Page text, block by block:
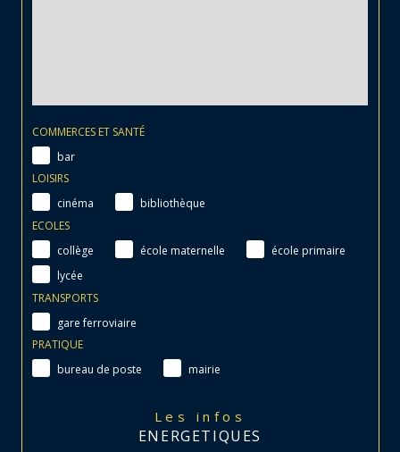
COMMERCES ET SANTÉ
bar
LOISIRS
cinéma
bibliothèque
ECOLES
collège
école maternelle
école primaire
lycée
TRANSPORTS
gare ferroviaire
PRATIQUE
bureau de poste
mairie
Les infos
ENERGETIQUES